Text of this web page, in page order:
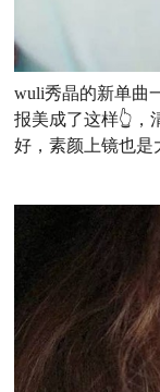
wuli秀晶的新单曲
报美成了这样👆，
好，素颜上镜也是